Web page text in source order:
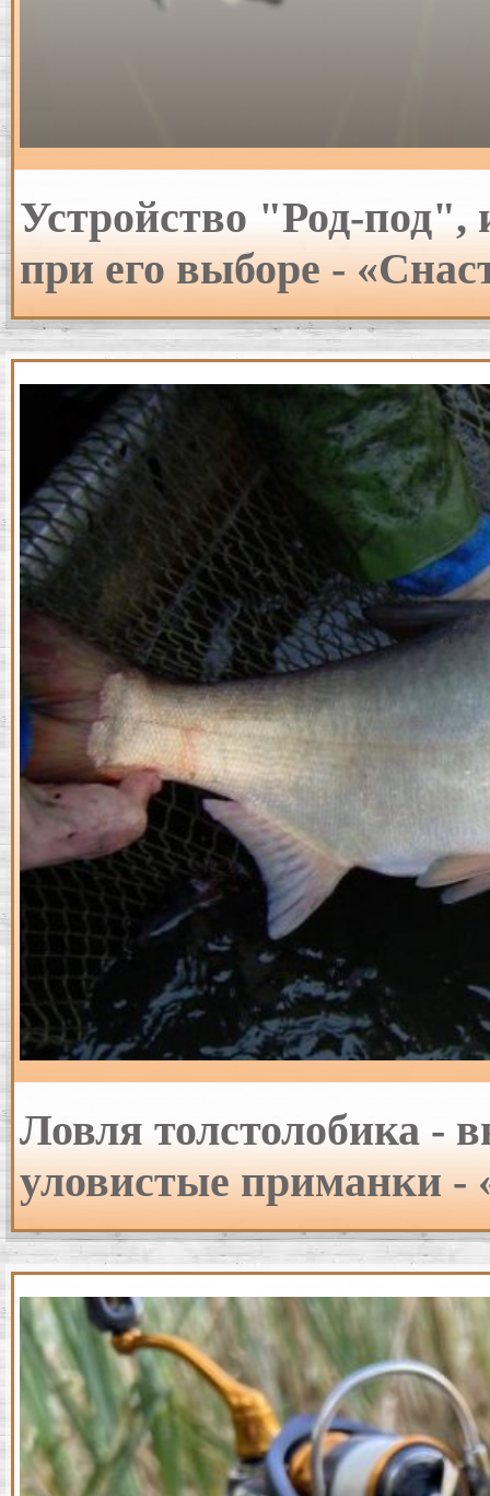
Устройство "Род-под",
при его выборе -
Ловля толстолобика -
уловистые приманки -